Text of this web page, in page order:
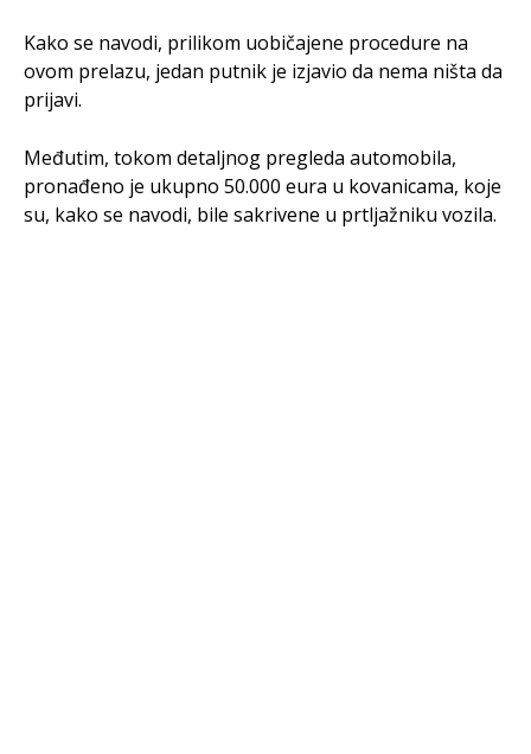
Kako se navodi, prilikom uobičajene procedure na
ovom prelazu, jedan putnik je izjavio da nema ništa da
prijavi.
Međutim, tokom detaljnog pregleda automobila,
pronađeno je ukupno 50.000 eura u kovanicama, koje
su, kako se navodi, bile sakrivene u prtljažniku vozila.